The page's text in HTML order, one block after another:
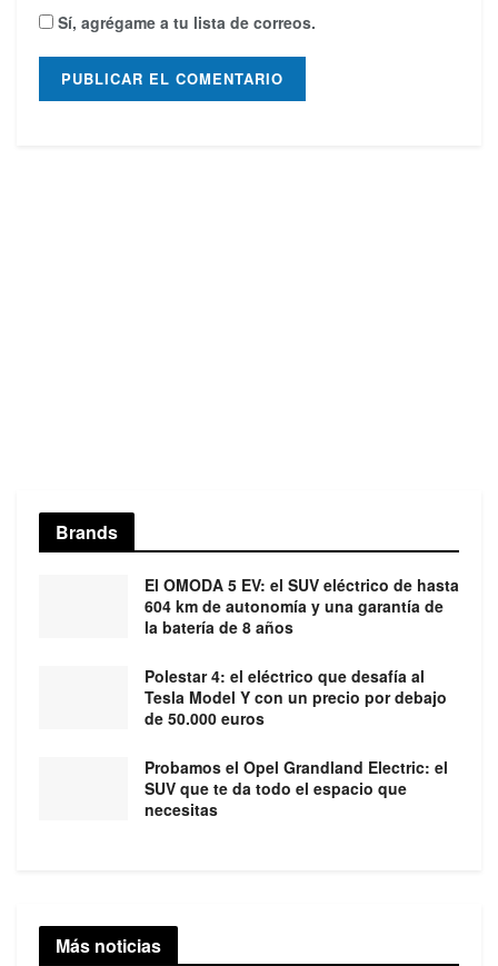
Sí, agrégame a tu lista de correos.
Brands
El OMODA 5 EV: el SUV eléctrico de hasta
604 km de autonomía y una garantía de
la batería de 8 años
Polestar 4: el eléctrico que desafía al
Tesla Model Y con un precio por debajo
de 50.000 euros
Probamos el Opel Grandland Electric: el
SUV que te da todo el espacio que
necesitas
Más noticias